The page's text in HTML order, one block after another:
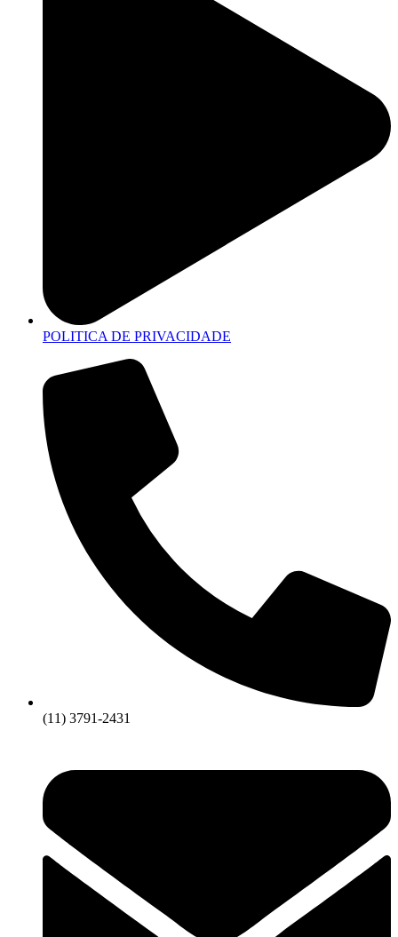
POLITICA DE PRIVACIDADE
(11) 3791-2431